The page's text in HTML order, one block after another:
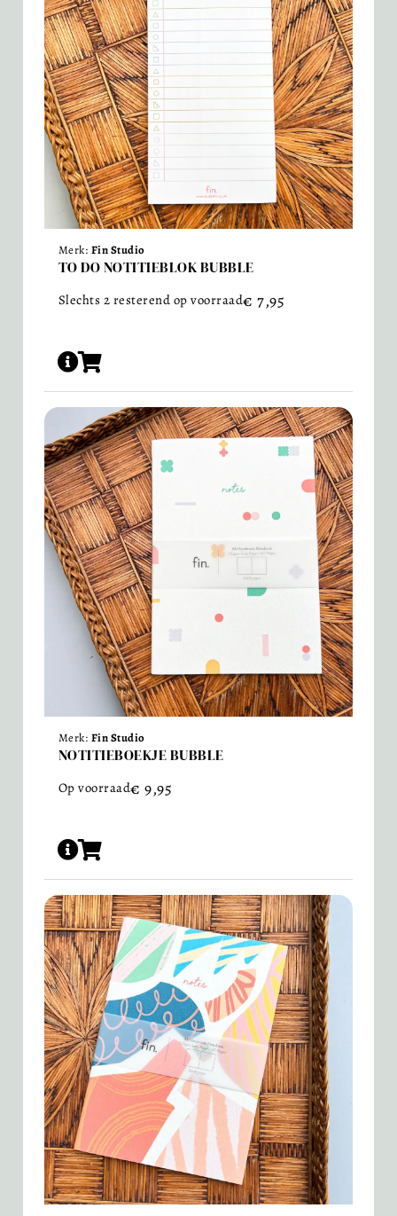
Merk: Fin Studio
TO DO NOTITIEBLOK BUBBLE
Slechts 2 resterend op voorraad€ 7,95
Merk: Fin Studio
NOTITIEBOEKJE BUBBLE
Op voorraad€ 9,95